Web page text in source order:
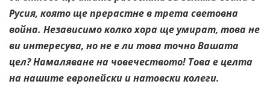
Русия, която ще прерастне в трета световна
война. Независимо колко хора ще умират, това не
ви интересува, но не е ли това точно Вашата
цел? Намаляване на човечеството! Това е целта
на нашите европейски и натовски колеги.